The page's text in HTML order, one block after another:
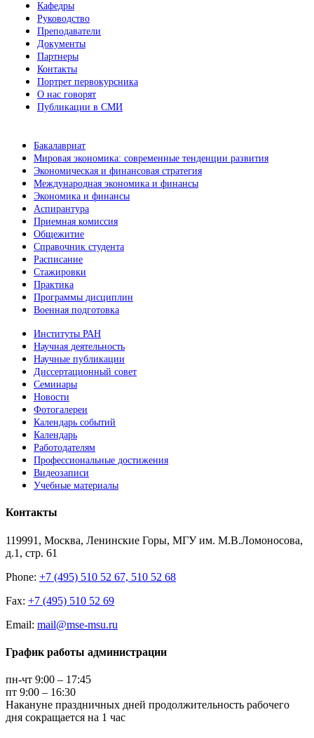
Кафедры
Руководство
Преподаватели
Документы
Партнеры
Контакты
Портрет первокурсника
О нас говорят
Публикации в СМИ
Бакалавриат
Мировая экономика: современные тенденции развития
Экономическая и финансовая стратегия
Международная экономика и финансы
Экономика и финансы
Аспирантура
Приемная комиссия
Общежитие
Справочник студента
Расписание
Стажировки
Практика
Программы дисциплин
Военная подготовка
Институты РАН
Научная деятельность
Научные публикации
Диссертационный совет
Семинары
Новости
Фотогалереи
Календарь событий
Календарь
Работодателям
Профессиональные достижения
Видеозаписи
Учебные материалы
Контакты
119991, Москва, Ленинские Горы, МГУ им. М.В.Ломоносова,
д.1, стр. 61
Phone: +7 (495) 510 52 67, 510 52 68
Fax: +7 (495) 510 52 69
Email: mail@mse-msu.ru
График работы администрации
пн-чт 9:00 – 17:45
пт 9:00 – 16:30
Накануне праздничных дней продолжительность рабочего
дня сокращается на 1 час